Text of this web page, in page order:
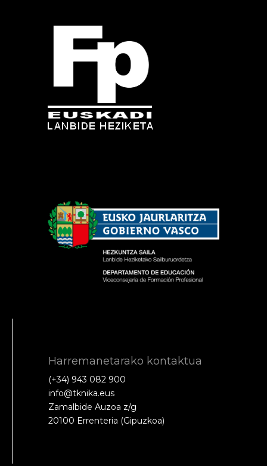
Harremanetarako kontaktua
(+34) 943 082 900
info@tknika.eus
Zamalbide Auzoa z/g
20100 Errenteria (Gipuzkoa)